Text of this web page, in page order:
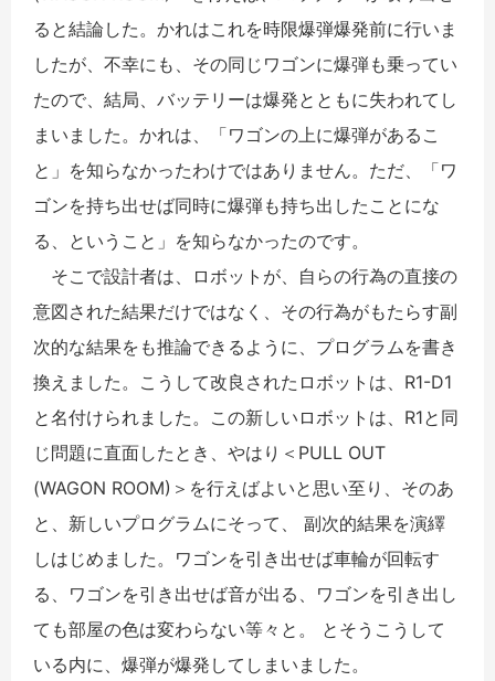
ると結論した。かれはこれを時限爆弾爆発前に行いま
したが、不幸にも、その同じワゴンに爆弾も乗ってい
たので、結局、バッテリーは爆発とともに失われてし
まいました。かれは、「ワゴンの上に爆弾があるこ
と」を知らなかったわけではありません。ただ、「ワ
ゴンを持ち出せば同時に爆弾も持ち出したことにな
る、ということ」を知らなかったのです。
そこで設計者は、ロボットが、自らの行為の直接の
意図された結果だけではなく、その行為がもたらす副
次的な結果をも推論できるように、プログラムを書き
換えました。こうして改良されたロボットは、R1-D1
と名付けられました。この新しいロボットは、R1と同
じ問題に直面したとき、やはり＜PULL OUT
(WAGON ROOM)＞を行えばよいと思い至り、そのあ
と、新しいプログラムにそって、 副次的結果を演繹
しはじめました。ワゴンを引き出せば車輪が回転す
る、ワゴンを引き出せば音が出る、ワゴンを引き出し
ても部屋の色は変わらない等々と。 とそうこうして
いる内に、爆弾が爆発してしまいました。